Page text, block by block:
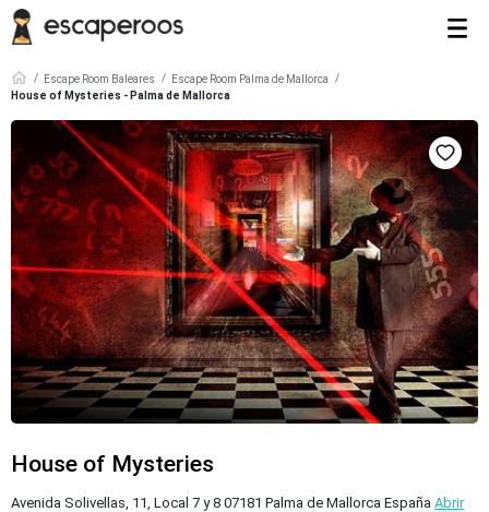
Escape Room Baleares
Escape Room Palma de Mallorca
House of Mysteries - Palma de Mallorca
House of Mysteries
Avenida Solivellas, 11, Local 7 y 8 07181 Palma de Mallorca España Abrir